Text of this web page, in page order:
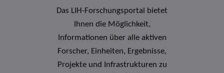
Das LIH-Forschungsportal bietet
Ihnen die Möglichkeit,
Informationen über alle aktiven
Forscher, Einheiten, Ergebnisse,
Projekte und Infrastrukturen zu